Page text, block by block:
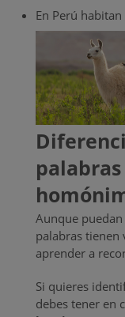
En Perú habitan
Aunque
palabras tienen
aprender a
Si quieres
debes tener en